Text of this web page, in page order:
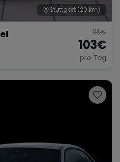
Stuttgart (20 km)
115€
103€
pro Tag